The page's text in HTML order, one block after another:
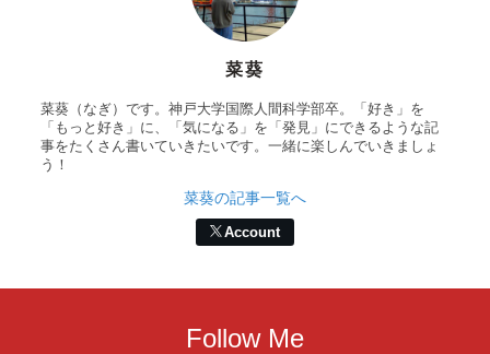
菜葵
菜葵（なぎ）です。神戸大学国際人間科学部卒。「好き」を
「もっと好き」に、「気になる」を「発見」にできるような記
事をたくさん書いていきたいです。一緒に楽しんでいきましょ
う！
菜葵の記事一覧へ
Account
Follow Me